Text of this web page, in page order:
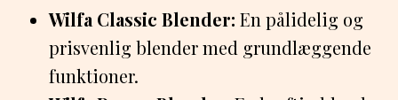
Wilfa Classic Blender: En pålidelig og
prisvenlig blender med grundlæggende
funktioner.